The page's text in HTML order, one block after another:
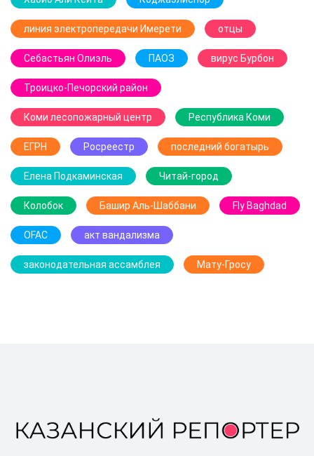
линия электропередачи Имерети отцы
Себастьян Олиэль ПАОЗ вирус Бурбон
Троицко-Печорский район
Коми лесопожарный центр Республика Коми
ЕГРН Росреестр последний богатырь
Елена Подкаминская Читай-город
Колобок Башир Аль-Шаббани Fly Baghdad
OFAC акт вандализма
законодательная ассамблея Мату-Гросу